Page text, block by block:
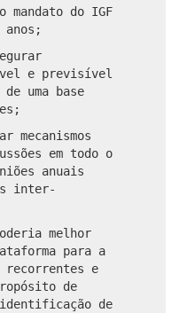
mandato do IGF
anos;
e previsível
uma base
mecanismos
em todo o
anuais
inter-
melhor
para a
recorrentes e
de
de